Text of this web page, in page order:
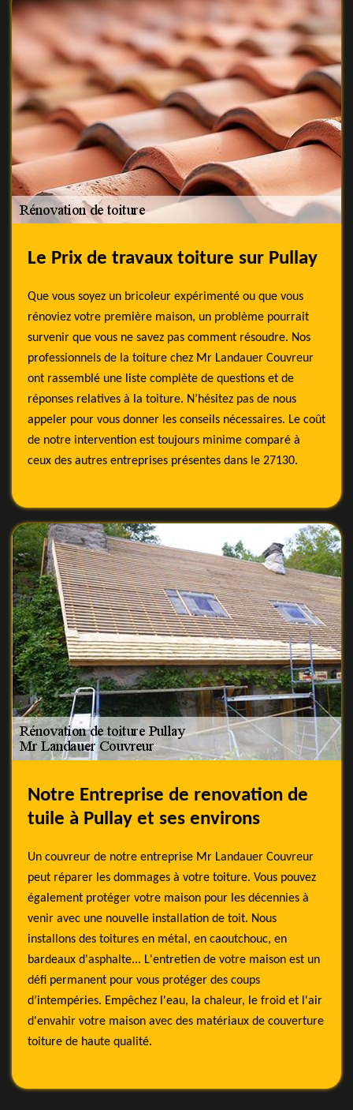
Le Prix de travaux toiture sur Pullay
Que vous soyez un bricoleur expérimenté ou que vous
rénoviez votre première maison, un problème pourrait
survenir que vous ne savez pas comment résoudre. Nos
professionnels de la toiture chez Mr Landauer Couvreur
ont rassemblé une liste complète de questions et de
réponses relatives à la toiture. N’hésitez pas de nous
appeler pour vous donner les conseils nécessaires. Le coût
de notre intervention est toujours minime comparé à
ceux des autres entreprises présentes dans le 27130.
Notre Entreprise de renovation de
tuile à Pullay et ses environs
Un couvreur de notre entreprise Mr Landauer Couvreur
peut réparer les dommages à votre toiture. Vous pouvez
également protéger votre maison pour les décennies à
venir avec une nouvelle installation de toit. Nous
installons des toitures en métal, en caoutchouc, en
bardeaux d'asphalte... L'entretien de votre maison est un
défi permanent pour vous protéger des coups
d’intempéries. Empêchez l'eau, la chaleur, le froid et l'air
d'envahir votre maison avec des matériaux de couverture
toiture de haute qualité.